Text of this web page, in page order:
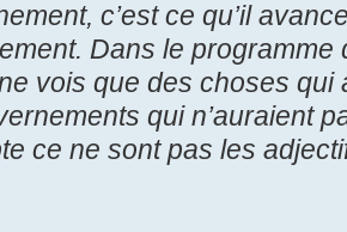
c’est ce qu’il
Dans le
vois que des choses
qui n’auraient
ce ne sont pas les